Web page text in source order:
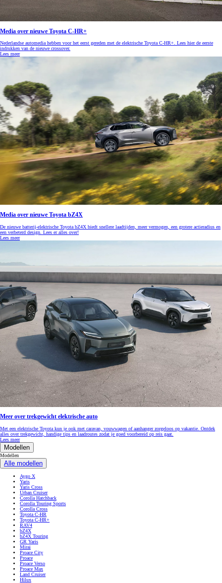
Media over nieuwe Toyota C-HR+
Nederlandse automedia hebben voor het eerst gereden met de elektrische Toyota C-HR+. Lees hier de eerste
indrukken van de nieuwe crossover.
Lees meer
Media over nieuwe Toyota bZ4X
De nieuwe batterij-elektrische Toyota bZ4X biedt snellere laadtijden, meer vermogen, een grotere actieradius en
een verbeterd design. Lees er alles over!
Lees meer
Meer over trekgewicht elektrische auto
Met een elektrische Toyota kun je ook met caravan, vouwwagen of aanhanger zorgeloos op vakantie. Ontdek
alles over trekgewicht, handige tips en laadroutes zodat je goed voorbereid op reis gaat.
Lees meer
Modellen
Modellen
Alle modellen
Aygo X
Yaris
Yaris Cross
Urban Cruiser
Corolla Hatchback
Corolla Touring Sports
Corolla Cross
Toyota C-HR
Toyota C-HR+
RAV4
bZ4X
bZ4X Touring
GR Yaris
Mirai
Proace City
Proace
Proace Verso
Proace Max
Land Cruiser
Hilux